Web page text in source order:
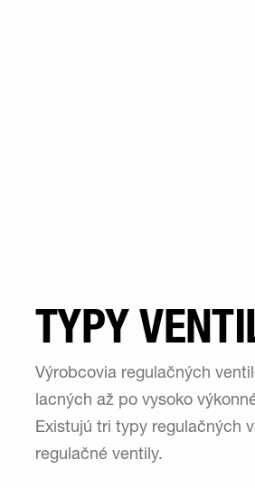
TYPY
Výrobcovia regulačných
lacných až po vysoko
Existujú tri typy regulačných
regulačné ventily.